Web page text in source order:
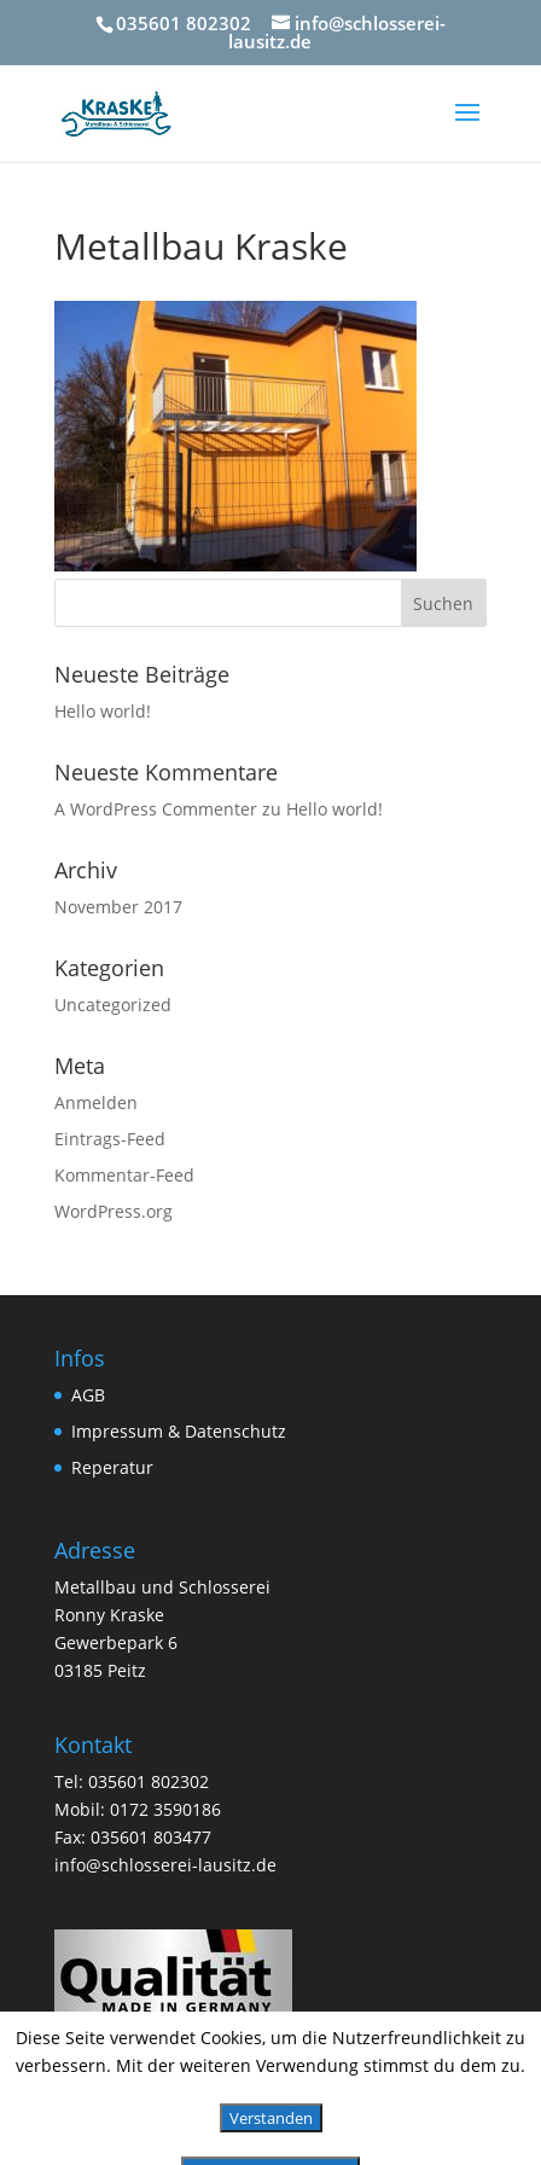
035601 802302 info@schlosserei-
lausitz.de
Metallbau Kraske
Neueste Beiträge
Hello world!
Neueste Kommentare
A WordPress Commenterzu Hello world!
Archiv
November 2017
Kategorien
Uncategorized
Meta
Anmelden
Eintrags-Feed
Kommentar-Feed
WordPress.org
Infos
AGB
Impressum & Datenschutz
Reperatur
Adresse
Metallbau und Schlosserei
Ronny Kraske
Gewerbepark 6
03185 Peitz
Kontakt
Tel: 035601 802302
Mobil: 0172 3590186
Fax: 035601 803477
info@schlosserei-lausitz.de
Diese Seite verwendet Cookies, um die Nutzerfreundlichkeit zu
verbessern. Mit der weiteren Verwendung stimmst du dem zu.
Verstanden